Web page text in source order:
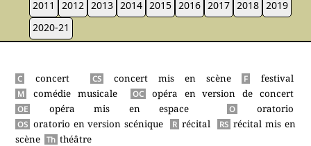
2011
2012 2013 2014 2015 2016 2017 2018 2019
2020-21
C concert CS concert mis en scène F festival
M comédie musicale OC opéra en version de concert
OE opéra mis en espace O oratorio
OS oratorio en version scénique R récital RS récital mis en
scène
Th théâtre